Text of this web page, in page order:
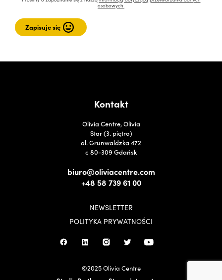
osobowych.
Kontakt
Olivia Centre, Olivia
Star (3. piętro)
al. Grunwaldzka 472
c 80-309 Gdańsk
biuro@oliviacentre.com
+48 58 739 61 00
NEWSLETTER
POLITYKA PRYWATNOŚCI
©2025 Olivia Centre